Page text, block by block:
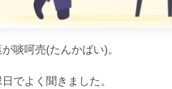
啖呵売(たんかばい)。
でよく聞きました。